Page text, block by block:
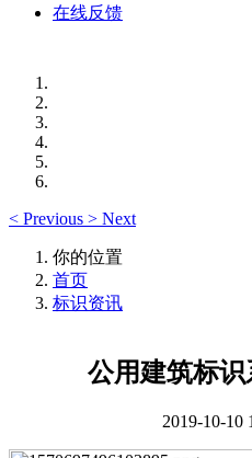
在线反馈
< Previous > Next
你的位置
首页
标识资讯
公用建筑标
2019-10-10